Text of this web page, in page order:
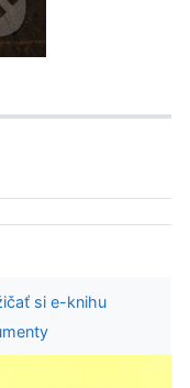
si e-knihu